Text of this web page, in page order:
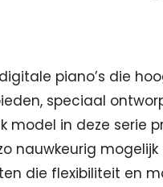
piano’s die
speciaal
model in deze serie
nauwkeurig
die flexibiliteit en